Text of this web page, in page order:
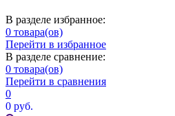
В разделе избранное:
0 товара(ов)
Перейти в избранное
В разделе сравнение:
0 товара(ов)
Перейти в сравнения
0
0 руб.